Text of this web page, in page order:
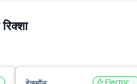
Electric